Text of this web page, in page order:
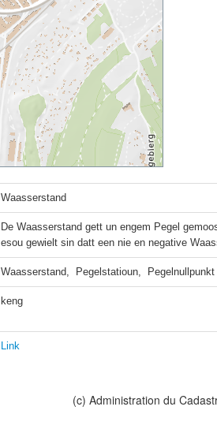
Waasserstand
De Waasserstand gett un engem Pegel
esou gewielt sin datt een nie en negative
Waasserstand,  Pegelstatioun,  Pegelnullpunkt
keng
Link
(c) Administration du